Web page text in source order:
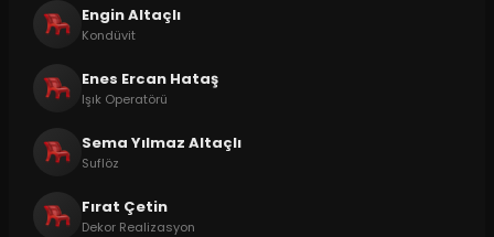
Engin Altaçlı
Kondüvit
Enes Ercan Hataş
Işık Operatörü
Sema Yılmaz Altaçlı
Suflöz
Fırat Çetin
Dekor Realizasyon